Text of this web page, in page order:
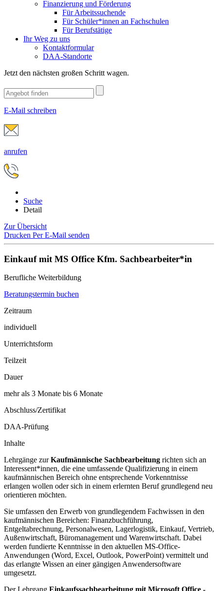
Finanzierung und Förderung
Für Arbeitssuchende
Für Schüler*innen an Fachschulen
Für Berufstätige
Ihr Weg zu uns
Kontaktformular
DAA-Standorte
Jetzt den nächsten großen Schritt wagen.
E-Mail schreiben
anrufen
Suche
Detail
Zur Übersicht
Drucken Per E-Mail senden
Einkauf mit MS Office Kfm. Sachbearbeiter*in
Berufliche Weiterbildung
Beratungstermin buchen
Zeitraum
individuell
Unterrichtsform
Teilzeit
Dauer
mehr als 3 Monate bis 6 Monate
Abschluss/Zertifikat
DAA-Prüfung
Inhalte
Lehrgänge zurKaufmännische Sachbearbeitung richten sich an
Interessent*innen, die eine umfassende Qualifizierung in einem
kaufmännischen Bereich ohne entsprechende Vorkenntnisse
erlangen wollen oder sich in einem erlernten Beruf grundlegend neu
orientieren möchten.
Sie umfassen den Erwerb von grundlegendem Fachwissen in den
kaufmännischen Bereichen: Finanzbuchführung,
Entgeltabrechnung, Personalwesen, Lagerlogistik, Einkauf, Vertrieb,
Außenwirtschaft, Büromanagement und Warenwirtschaft. Dabei
werden fundierte Kenntnisse in den aktuellen MS-Office-
Anwendungen (Word, Excel, Outlook, PowerPoint) vermittelt und
das erlangte Wissen an einer gängigen Anwendersoftware
umgesetzt.